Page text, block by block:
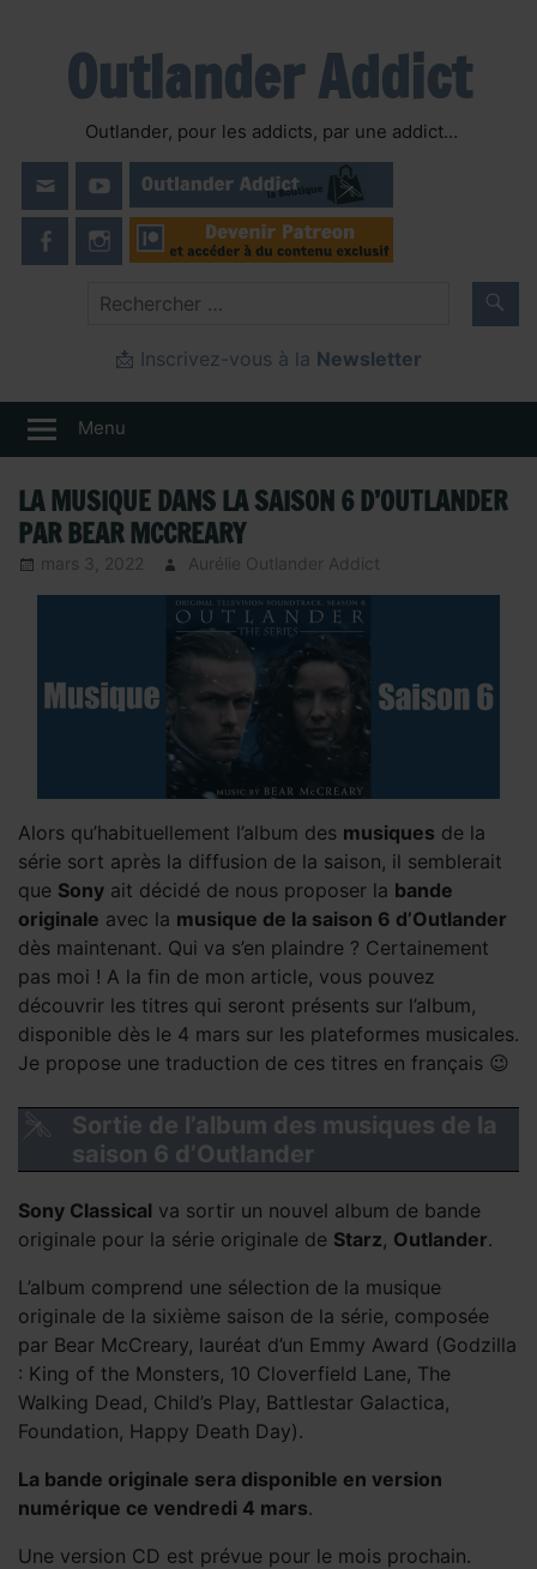
Outlander Addict
Outlander, pour les addicts, par une addict…
📩 Inscrivez-vous à la Newsletter
Menu
LA MUSIQUE DANS LA SAISON 6 D’OUTLANDER
PAR BEAR MCCREARY
mars 3, 2022 Aurélie Outlander Addict
Outlander -
Saison 5,
5,Presse ,Presse
- en 2020,Serie
TV Outlander
Sous les
projecteurs,
d'Acteurs,
TRADUCTION -
Saison 5
Alors qu’habituellement l’album des musiques de la
série sort après la diffusion de la saison, il semblerait
que Sony ait décidé de nous proposer la bande
originale avec la musique de la saison 6 d’Outlander
dès maintenant. Qui va s’en plaindre ? Certainement
pas moi ! A la fin de mon article, vous pouvez
découvrir les titres qui seront présents sur l’album,
disponible dès le 4 mars sur les plateformes musicales.
Je propose une traduction de ces titres en français 😉
Sortie de l’album des musiques de la
saison 6 d’Outlander
Sony Classical va sortir un nouvel album de bande
originale pour la série originale de Starz, Outlander.
L’album comprend une sélection de la musique
originale de la sixième saison de la série, composée
par Bear McCreary, lauréat d’un Emmy Award (Godzilla
: King of the Monsters, 10 Cloverfield Lane, The
Walking Dead, Child’s Play, Battlestar Galactica,
Foundation, Happy Death Day).
La bande originale sera disponible en version
numérique ce vendredi 4 mars.
Une version CD est prévue pour le mois prochain.